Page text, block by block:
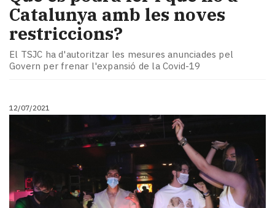
Catalunya amb les noves
restriccions?
El TSJC ha d'autoritzar les mesures anunciades pel
Govern per frenar l'expansió de la Covid-19
12/07/2021